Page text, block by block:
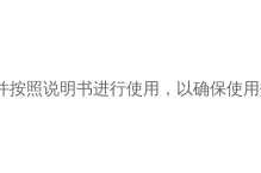
照说明书进行使用，以确保使